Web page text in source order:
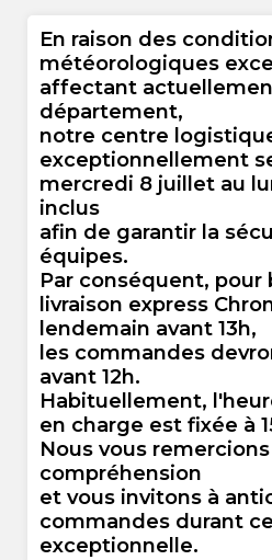
En raison des
météorologiques
affectant
département,
notre centre
exceptionnellement
mercredi 8 juillet au
inclus
afin de garantir la
équipes.
Par conséquent, pour
livraison express
lendemain avant 13h,
les commandes
avant 12h.
Habituellement,
en charge est fixée à
Nous vous
compréhension
et vous invitons à
commandes durant
exceptionnelle.